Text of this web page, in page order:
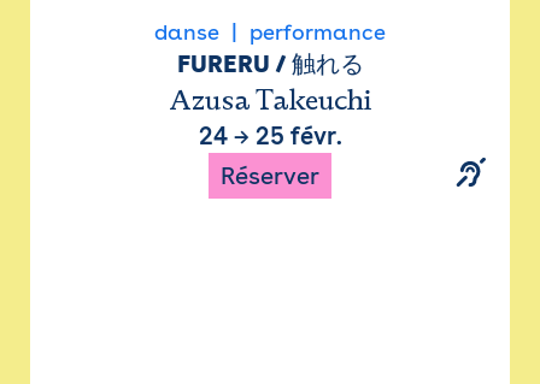
danse performance
FURERU / 触れる
Azusa Takeuchi
24→ 25 févr.
Réserver